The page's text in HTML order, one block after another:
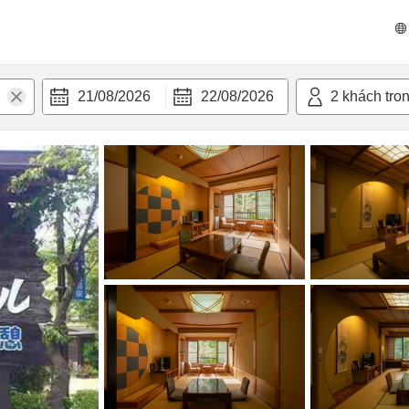
21/08/2026 22/08/2026 2 khách
nghi